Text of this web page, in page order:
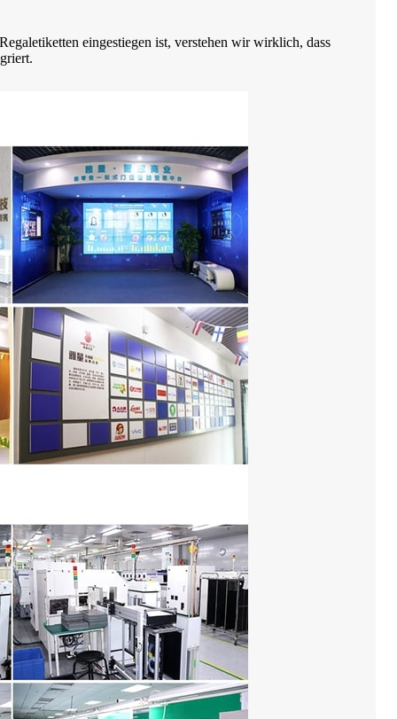
eingestiegen ist, verstehen wir wirklich, dass